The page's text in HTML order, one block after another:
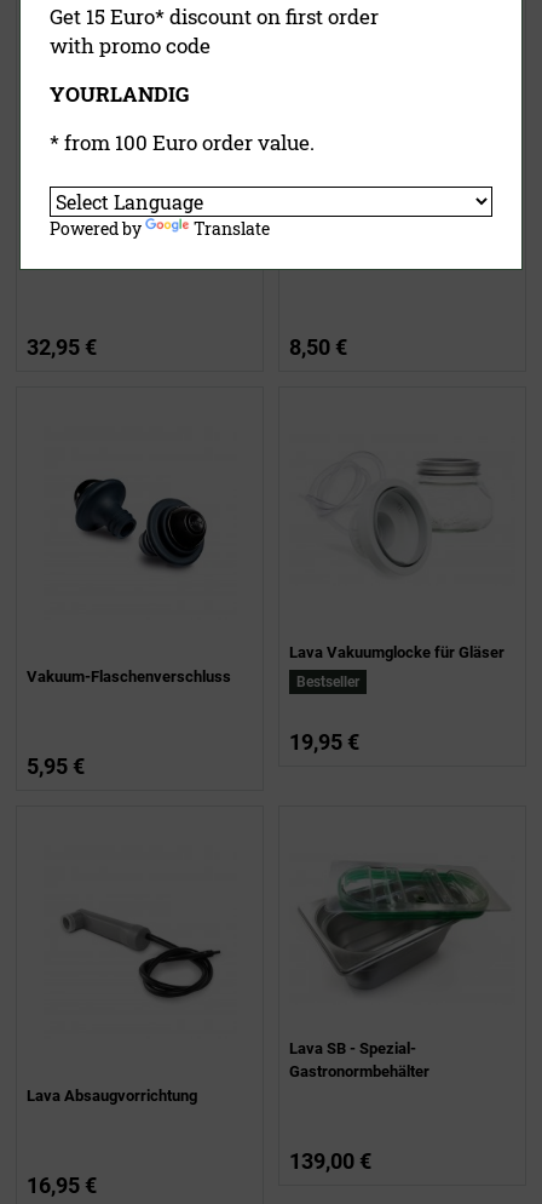
32,95 € 8,50 €
Vakuum-Flaschenverschluss
5,95 €
Lava Vakuumglocke für Gläser
Bestseller
19,95 €
Lava Absaugvorrichtung
16,95 €
Lava SB - Spezial-
Gastronormbehälter
139,00 €
Get 15 Euro* discount on first order
with promo code
YOURLANDIG
* from 100 Euro order value.
Powered by Translate